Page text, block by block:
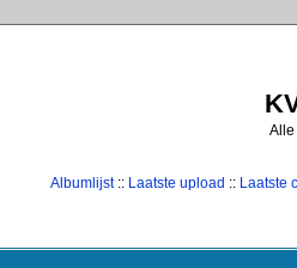
Alle
Albumlijst:: Laatste upload :: Laatste